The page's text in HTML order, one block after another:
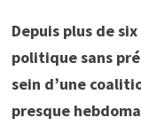
Depuis plus de
politique sans
sein d’une
presque